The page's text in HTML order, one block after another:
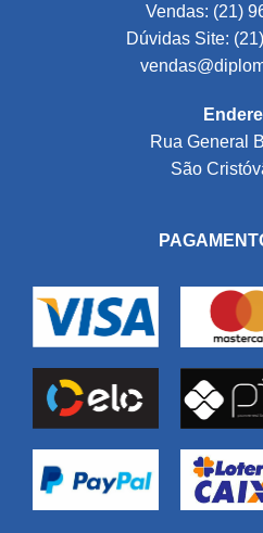
Vendas: (21)
Dúvidas Site:
Rua General
São